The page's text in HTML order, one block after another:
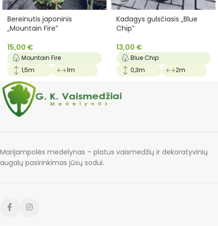
Bereinutis japoninis
„Mountain Fire”
15,00 €
Mountain Fire
1,5m
1m
Kadagys gulsčiasis „Blue
Chip”
13,00 €
Blue Chip
0,3m
2m
Marijampolės medelynas – platus vaismedžių ir dekoratyvinių
augalų pasirinkimas jūsų sodui.